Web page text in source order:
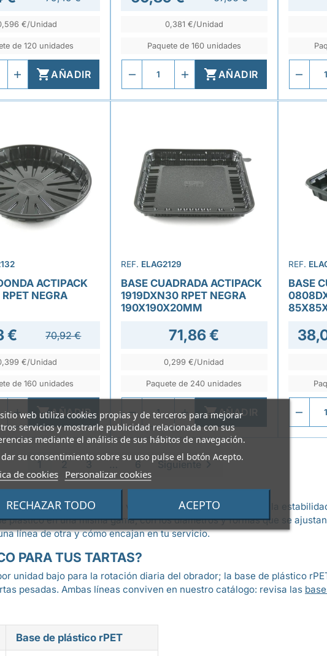
web utiliza cookies propias y de terceros para mejorar
servicios y mostrarle publicidad relacionada con sus
mediante el análisis de sus hábitos de navegación.
dar su consentimiento sobre su uso pulse el botón Acepto.
de cookies Personalizar cookies
RECHAZAR TODO ACEPTO
€/Unidad
de 120 unidades
AÑADIR
0,381 €/Unidad
Paquete de 160 unidades
AÑADIR
ACTIPACK
NEGRA
€ 70,92 €
€/Unidad
de 160 unidades
AÑADIR
REF. ELAG2129
BASE CUADRADA ACTIPACK
1919DXN30 RPET NEGRA
190X190X20MM
71,86 €
0,299 €/Unidad
Paquete de 240 unidades
AÑADIR
REF.
BASE

su presentación en vitrina, su transporte al cliente y la
plástico en una misma gama, con los diámetros y formas que se
línea de otra y cómo encajan en tu servicio.
PARA TUS TARTAS?
unidad bajo para la rotación diaria del obrador; la base de plástico
pesadas. Ambas líneas conviven en nuestro catálogo: revisa las
Base de plástico rPET